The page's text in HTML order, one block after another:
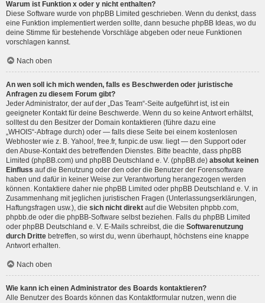
Warum ist Funktion x oder y nicht enthalten?
Diese Software wurde von phpBB Limited geschrieben. Wenn du denkst, dass
eine Funktion implementiert werden sollte, dann besuche phpBB Ideas, wo du
deine Stimme für bestehende Vorschläge abgeben oder neue Funktionen
vorschlagen kannst.
Nach oben
An wen soll ich mich wenden, falls es Beschwerden oder juristische
Anfragen zu diesem Forum gibt?
Jeder Administrator, der auf der „Das Team“-Seite aufgeführt ist, ist ein
geeigneter Kontakt für deine Beschwerde. Wenn du so keine Antwort erhältst,
solltest du den Besitzer der Domain kontaktieren (führe dazu eine
„WHOIS“-Abfrage durch) oder — falls diese Seite bei einem kostenlosen
Webhoster wie z. B. Yahoo!, free.fr, funpic.de usw. liegt — den Support oder
den Abuse-Kontakt des betreffenden Dienstes. Bitte beachte, dass phpBB
Limited (phpBB.com) und phpBB Deutschland e. V. (phpBB.de) absolut keinen
Einfluss auf die Benutzung oder den oder die Benutzer der Forensoftware
haben und dafür in keiner Weise zur Verantwortung herangezogen werden
können. Kontaktiere daher nie phpBB Limited oder phpBB Deutschland e. V. in
Zusammenhang mit jeglichen juristischen Fragen (Unterlassungserklärungen,
Haftungsfragen usw.), die sich nicht direkt auf die Websiten phpbb.com,
phpbb.de oder die phpBB-Software selbst beziehen. Falls du phpBB Limited
oder phpBB Deutschland e. V. E-Mails schreibst, die die Softwarenutzung
durch Dritte betreffen, so wirst du, wenn überhaupt, höchstens eine knappe
Antwort erhalten.
Nach oben
Wie kann ich einen Administrator des Boards kontaktieren?
Alle Benutzer des Boards können das Kontaktformular nutzen, wenn die